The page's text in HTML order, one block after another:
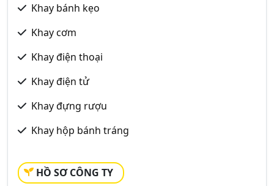
Khay bánh kẹo
Khay cơm
Khay điện thoại
Khay điện tử
Khay đựng rượu
Khay hộp bánh tráng
HỒ SƠ CÔNG TY